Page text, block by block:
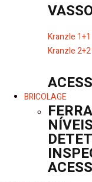
Kranzle 1+1
Kranzle 2+2
BRICOLAGE